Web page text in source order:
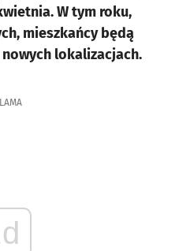
W tym roku,
mieszkańcy będą
lokalizacjach.